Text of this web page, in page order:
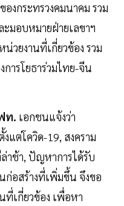
งกระทรวงคมนาคม รวม
มอบหมายฝ่ายเลขาฯ
วยงานที่เกี่ยวข้อง รวม
ารโยธาร่วมไทย-จีน
ท. เอกชนแจ้งว่า
แต่โควิด-19, สงคราม
าช้า, ปัญหาการได้รับ
ก่อสร้างที่เพิ่มขึ้น จึงขอ
ที่เกี่ยวข้อง เพื่อหา